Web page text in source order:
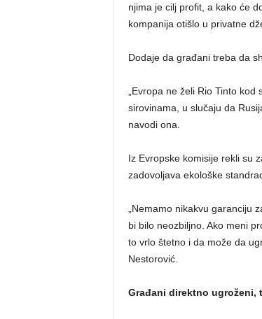
njima je cilj profit, a kako će
kompanija otišlo u privatne
Dodaje da građani treba da
„Evropa ne želi Rio Tinto
sirovinama, u slučaju da
navodi ona.
Iz Evropske komisije rekli su
zadovoljava ekološke
„Nemamo nikakvu garanciju
bi bilo neozbiljno. Ako meni
to vrlo štetno i da može da
Nestorović.
Građani direktno ugroženi,